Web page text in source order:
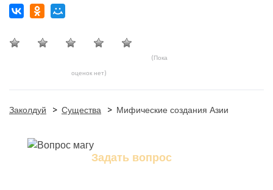
(Пока
оценок нет)
Заколдуй > Существа > Мифические создания Азии
Задать вопрос